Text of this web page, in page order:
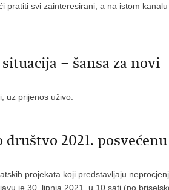
pratiti svi zainteresirani, a na istom
= šansa za novi
uz prijenos uživo.
2021. posvećenu
projekata koji predstavljaju
je 30. lipnja 2021. u 10 sati (po